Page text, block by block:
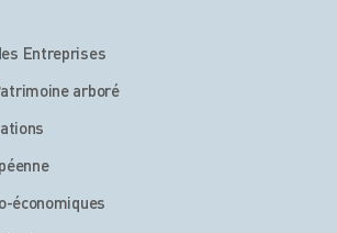
Entreprises
arboré
économiques